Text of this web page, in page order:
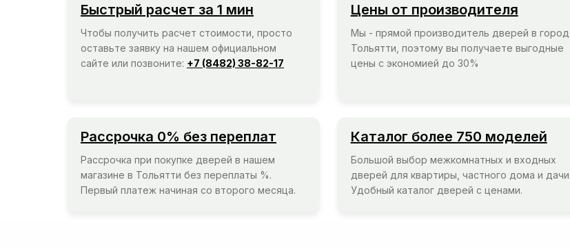
Быстрый расчет за 1 мин
Чтобы получить расчет стоимости, просто
оставьте заявку на нашем официальном
сайте или позвоните: +7 (8482) 38-82-17
Цены от производителя
Мы - прямой производитель дверей в
Тольятти, поэтому вы получаете выгодные
цены с экономией до 30%
Рассрочка 0% без переплат
Рассрочка при покупке дверей в нашем
магазине в Тольятти без переплаты %.
Первый платеж начиная со второго месяца.
Каталог более 750 моделей
Большой выбор межкомнатных и входных
дверей для квартиры, частного дома и дачи.
Удобный каталог дверей с ценами.